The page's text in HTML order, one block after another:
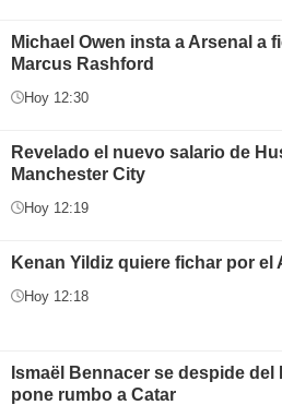
Michael Owen insta a Arsenal a
Marcus Rashford
Hoy 12:30
Revelado el nuevo salario de
Manchester City
Hoy 12:19
Kenan Yildiz quiere fichar por el
Hoy 12:18
Ismaël Bennacer se despide del
pone rumbo a Catar